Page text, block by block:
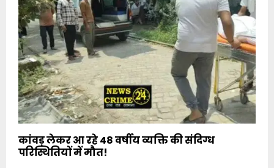
कांवड़ लेकर आ रहे 48 वर्षीय व्यक्ति की संदिग्ध
परिस्थितियों में मौत!